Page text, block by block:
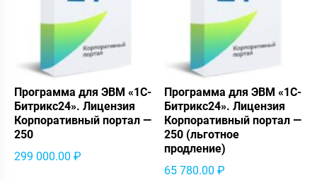
Программа для ЭВМ «1С-
Битрикс24». Лицензия
Корпоративный портал —
250
299 000.00 ₽
Программа для ЭВМ «1С-
Битрикс24». Лицензия
Корпоративный портал —
250 (льготное
продление)
65 780.00₽